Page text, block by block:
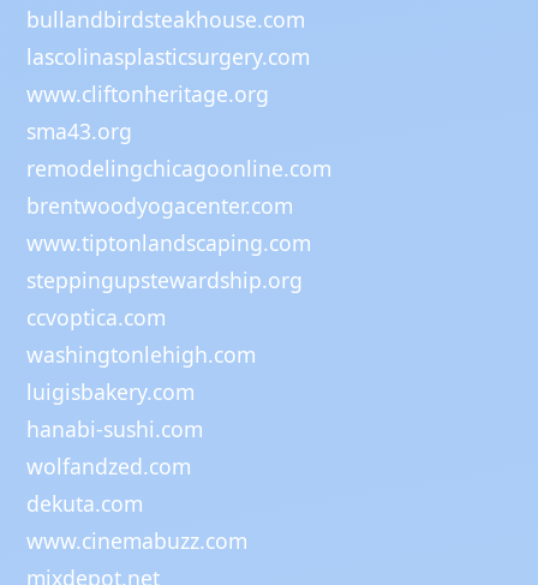
bullandbirdsteakhouse.com
lascolinasplasticsurgery.com
www.cliftonheritage.org
sma43.org
remodelingchicagoonline.com
brentwoodyogacenter.com
www.tiptonlandscaping.com
steppingupstewardship.org
ccvoptica.com
washingtonlehigh.com
luigisbakery.com
hanabi-sushi.com
wolfandzed.com
dekuta.com
www.cinemabuzz.com
mixdepot.net